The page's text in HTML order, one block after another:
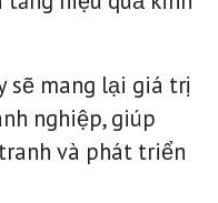
sẽ mang lại giá trị
nghiệp, giúp
và phát triển